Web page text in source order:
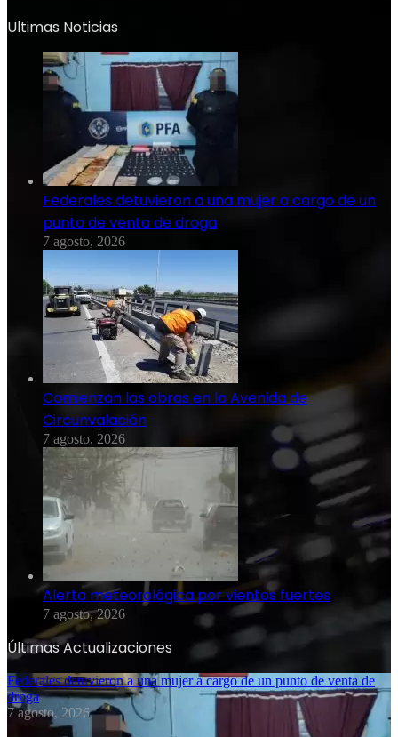
Ultimas Noticias
Federales detuvieron a una mujer a cargo de un
punto de venta de droga
7 agosto, 2026
Comienzan las obras en la Avenida de
Circunvalación
7 agosto, 2026
Alerta meteorológica por vientos fuertes
7 agosto, 2026
Últimas Actualizaciones
Federales detuvieron a una mujer a cargo de un punto de venta de
droga
7 agosto, 2026